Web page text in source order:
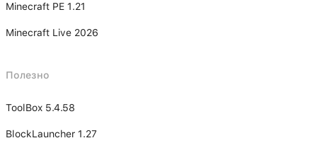
Minecraft PE 1.21
Minecraft Live 2026
Полезно
ToolBox 5.4.58
BlockLauncher 1.27